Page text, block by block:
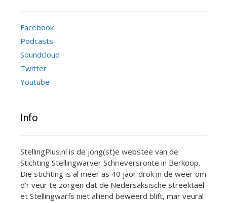
Facebook
Podcasts
Soundcloud
Twitter
Youtube
Info
StellingPlus.nl is de jong(st)e webstee van de
Stichting Stellingwarver Schrieversronte in Berkoop.
Die stichting is al meer as 40 jaor drok in de weer om
d’r veur te zorgen dat de Nedersaksische streektael
et Stellingwarfs niet alliend beweerd blift, mar veural